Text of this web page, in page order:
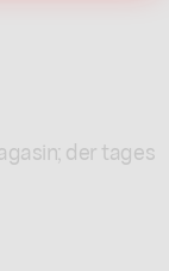
der tages